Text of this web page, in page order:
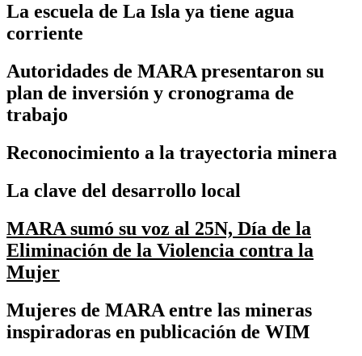
La escuela de La Isla ya tiene agua
corriente
Autoridades de MARA presentaron su
plan de inversión y cronograma de
trabajo
Reconocimiento a la trayectoria minera
La clave del desarrollo local
MARA sumó su voz al 25N, Día de la
Eliminación de la Violencia contra la
Mujer
Mujeres de MARA entre las mineras
inspiradoras en publicación de WIM